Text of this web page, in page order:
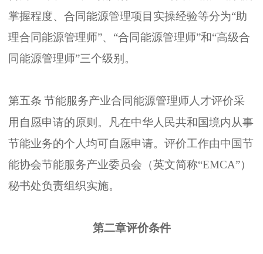
掌握程度、 合同能源管理项目实操经验等分为“助
理合同能源管理师”、“合同能源管理师”和“高级合
同能源管理师”三个级别 。
第五条 节能服务产业合同能源管理师人才评价采
用自愿申请的原则 。
凡在中华人民共和国境内从事
节能业务的个人均可自愿申请。 评价工作由中国节
能协会节能服务产业委员会 （英文简称“EMCA”）
秘书处负责组织实施。
第二章评价条件